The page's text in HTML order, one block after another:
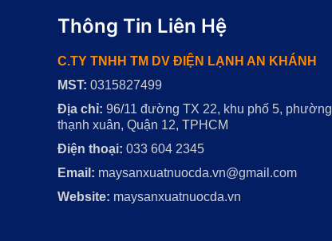
Thông Tin Liên Hệ
C.TY TNHH TM DV ĐIỆN LẠNH AN KHÁNH
MST: 0315827499
Địa chỉ: 96/11 đường TX 22, khu phố 5, phường
thạnh xuân, Quận 12, TPHCM
Điện thoại: 033 604 2345
Email: maysanxuatnuocda.vn@gmail.com
Website: maysanxuatnuocda.vn